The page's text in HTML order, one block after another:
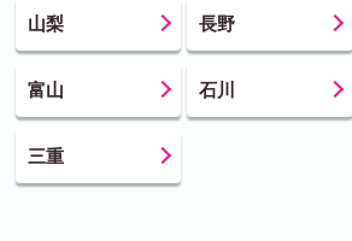
山梨 長野
富山 石川
三重